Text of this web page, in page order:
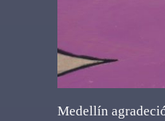
Medellín